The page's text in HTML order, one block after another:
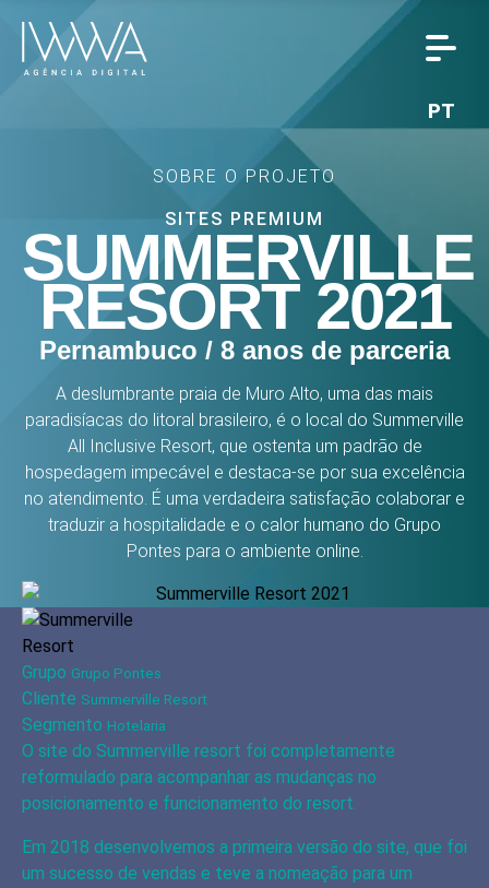
PT
SOBRE O PROJETO
SITES PREMIUM
SUMMERVILLE
RESORT 2021
Pernambuco / 8 anos de parceria
A deslumbrante praia de Muro Alto, uma das mais
paradisíacas do litoral brasileiro, é o local do Summerville
All Inclusive Resort, que ostenta um padrão de
hospedagem impecável e destaca-se por sua excelência
no atendimento. É uma verdadeira satisfação colaborar e
traduzir a hospitalidade e o calor humano do Grupo
Pontes para o ambiente online.
Grupo Grupo Pontes
Cliente Summerville Resort
Segmento Hotelaria
O site do Summerville resort foi completamente
reformulado para acompanhar as mudanças no
posicionamento e funcionamento do resort.
Em 2018 desenvolvemos a primeira versão do site, que foi
um sucesso de vendas e teve a nomeação para um